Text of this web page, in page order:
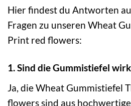
Hier findest du Antworten
Fragen zu unseren Wheat
Print red flowers:
1. Sind die Gummistiefel
Ja, die Wheat Gummistiefel
flowers sind aus